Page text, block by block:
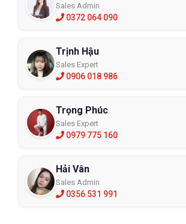
Sales Admin
0372 064 090
Trịnh Hậu
Sales Expert
0906 018 986
Trọng Phúc
Sales Expert
0979 775 160
Hải Vân
Sales Admin
0356 531 991